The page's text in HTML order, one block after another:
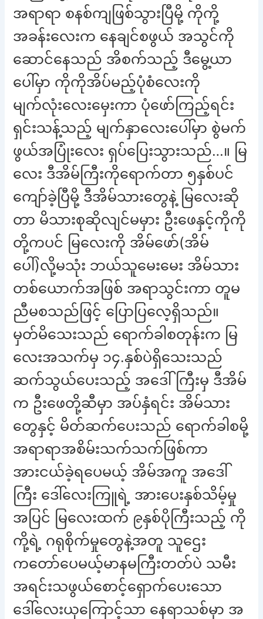
အရာရာ စနစ်ကျဖြစ်သွားပြီမို့ ကိုကို့
အခန်းလေးက နေချင်စဖွယ် အသွင်ကို
ဆောင်နေသည် အိစက်သည့် ဒီမွေ့ယာ
ပေါ်မှာ ကိုကိုအိပ်မည့်ပုံစံလေးကို
မျက်လုံးလေးမှေးကာ ပုံဖော်ကြည့်ရင်း
ရှင်းသန့်သည့် မျက်နှာလေးပေါ်မှာ စွဲမက်
ဖွယ်အပြုံးလေး ရှပ်ပြေးသွားသည်…။ မြ
လေး ဒီအိမ်ကြီးကိုရောက်တာ ၅နှစ်ပင်
ကျော်ခဲ့ပြီမို့ ဒီအိမ်သားတွေနဲ့ မြလေးဆို
တာ မိသားစုဆိုလျင်မမှား ဦးဖေနှင့်ကိုကို
တို့ကပင် မြလေးကို အိမ်ဖော်(အိမ်
ပေါ်)လို့မသုံး ဘယ်သူမေးမေး အိမ်သား
တစ်ယောက်အဖြစ် အရာသွင်းကာ တူမ
ညီမစသည်ဖြင့် ပြောပြလေ့ရှိသည်။
မှတ်မိသေးသည် ရောက်ခါစတုန်းက မြ
လေးအသက်မှ ၁၄.နှစ်ပဲရှိသေးသည်
ဆက်သွယ်ပေးသည့် အဒေါ်ကြီးမှ ဒီအိမ်
က ဦးဖေတို့ဆီမှာ အပ်နှံရင်း အိမ်သား
တွေနှင့် မိတ်ဆက်ပေးသည် ရောက်ခါစမို့
အရာရာအစိမ်းသက်သက်ဖြစ်ကာ
အားငယ်ခဲ့ရပေမယ့် အိမ်အကူ အဒေါ်
ကြီး ဒေါ်လေးကြူရဲ့ အားပေးနှစ်သိမ့်မှု
အပြင် မြလေးထက် ၉နှစ်ပိုကြီးသည့် ကို
ကို့ရဲ့ ဂရုစိုက်မှုတွေနဲ့အတူ သူဌေး
ကတော်ပေမယ့်မာနမကြီးတတ်ပဲ သမီး
အရင်းသဖွယ်စောင့်ရှောက်ပေးသော
ဒေါ်လေးယုကြောင့်သာ နေရာသစ်မှာ အ